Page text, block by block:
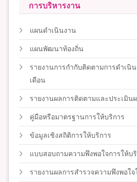
การบริหารงาน
แผนดำเนินงาน
แผนพัฒนาท้องถิ่น
รายงานการกำกับติดตามการดำเนิ
เดือน
รายงานผลการติดตามและประเมิ
คู่มือหรือมาตรฐานการให้บริการ
ข้อมูลเชิงสถิติการให้บริการ
แบบสอบถามความพึงพอใจการให้บ
รายงานผลการสำรวจความพึงพอใ